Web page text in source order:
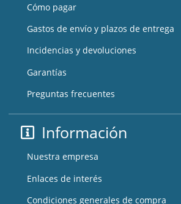
Cómo pagar
Gastos de envío y plazos de entrega
Incidencias y devoluciones
Garantías
Preguntas frecuentes
Información
Nuestra empresa
Enlaces de interés
Condiciones generales de compra